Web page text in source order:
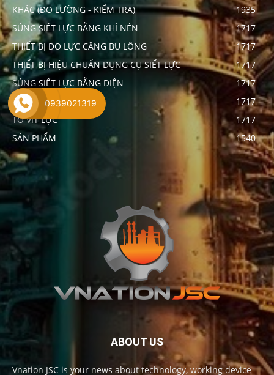
KHÁC (ĐO LƯỜNG - KIỂM TRA)
1935
SÚNG SIẾT LỰC BẰNG KHÍ NÉN
1717
THIẾT BỊ ĐO LỰC CĂNG BU LÔNG
1717
THIẾT BỊ HIỆU CHUẨN DỤNG CỤ SIẾT LỰC
1717
SÚNG SIẾT LỰC BẰNG ĐIỆN
1717
CỜ LÊ NHÂN LỰC
1717
TÔ VÍT LỰC
1717
SẢN PHẨM
1540
ABOUT US
Vnation JSC is your news about technology, working device
0939021319